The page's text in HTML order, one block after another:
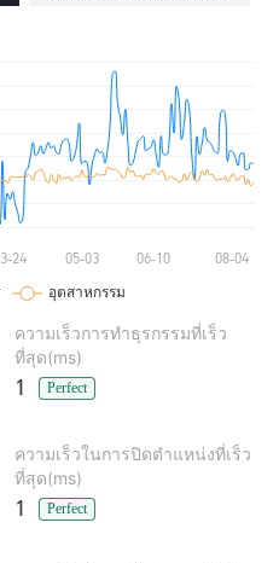
ความเร็วการทำธุรกรรมที่เร็ว
ที่สุด(ms)
1 Perfect
ความเร็วในการปิดตำแหน่งที่เร็ว
ที่สุด(ms)
1 Perfect